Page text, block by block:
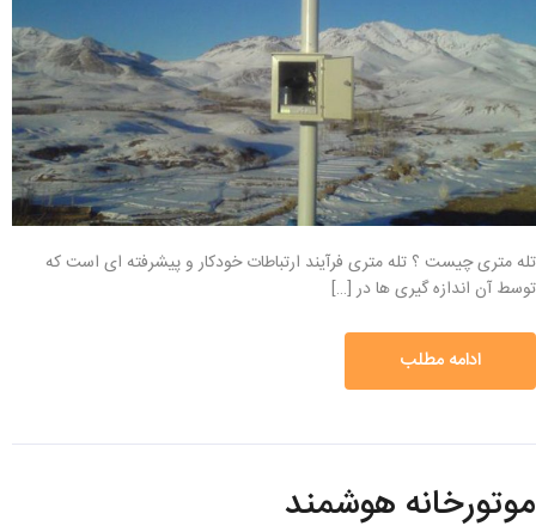
تله متری چیست ؟ تله متری فرآیند ارتباطات خودکار و پیشرفته ای است که
توسط آن اندازه گیری ها در […]
ادامه مطلب
موتورخانه هوشمند